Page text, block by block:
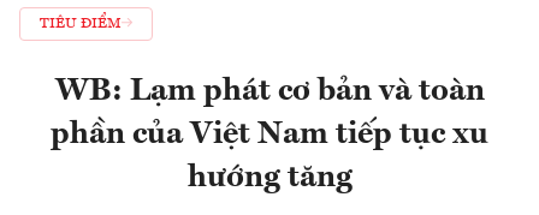
TIÊU ĐIỂM
WB: Lạm phát cơ bản và toàn
phần của Việt Nam tiếp tục xu
hướng tăng